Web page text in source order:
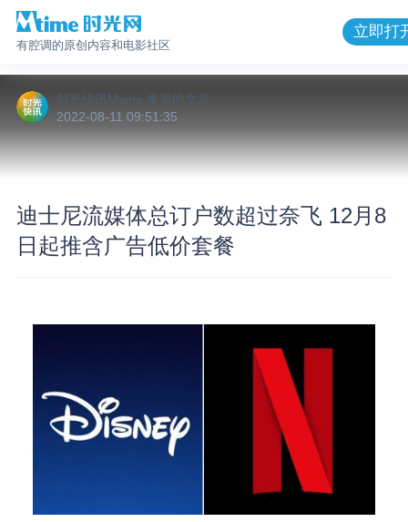
有腔调的原创内容和电影社区
立即打
时光快讯Mtime 发布的 文章
2022-08-11 09:51:35
迪士尼流媒体总订户数超过奈飞 12月8
日起推含广告低价套餐